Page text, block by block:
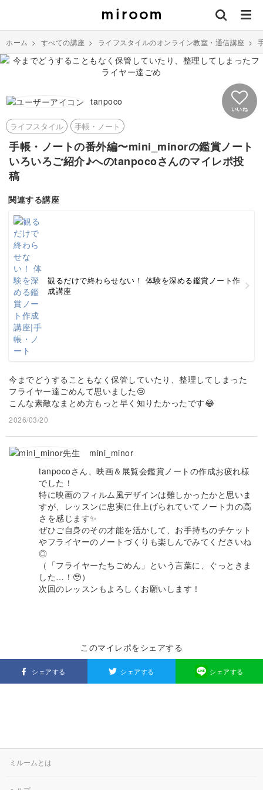
ホーム > すべての講座 > ライフスタイルのオンライン教室・通信講座 >
tanpoco
いいね
ライフスタイル 手帳・ノート
手帳・ノートの番外編〜mini_minorの鑑賞ノート
いろいろご紹介♪へのtanpocoさんのマイレポ投
稿
関連する講座
観るだけで終わらせない！ 体験を深める鑑賞ノート作
成講座
今までどうすることもなく保管していたり、整理してしまった
フライヤー達ごめんて思いました😢
こんな素敵なまとめ方もっと早く知りたかったです😂
2026/03/20
mini_minor
tanpocoさん、映画＆展覧会鑑賞ノートの作成お疲れ様
でした！
特に映画のフィルム風デザインは難しかったかと思いま
すが、レッスンに忠実に仕上げられていてノート力の高
さを感じます✨
ぜひご自身のその才能を活かして、お手持ちのチケット
やフライヤーのノートづくりも楽しんでみてくださいね
◎
（「フライヤーたちごめん」という言葉に、ぐっときま
した…！🥹）
次回のレッスンもよろしくお願いします！
このマイレポをシェアする
シェアする シェアする シェアする
ミルームとは